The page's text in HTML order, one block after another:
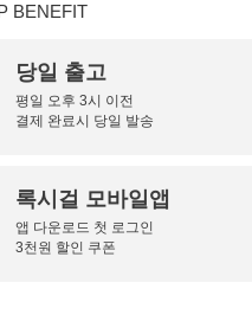
BENEFIT
당일 출고
평일 오후 3시 이전
결제 완료시 당일 발송
록시걸 모바일앱
앱 다운로드 첫 로그인
3천원 할인 쿠폰